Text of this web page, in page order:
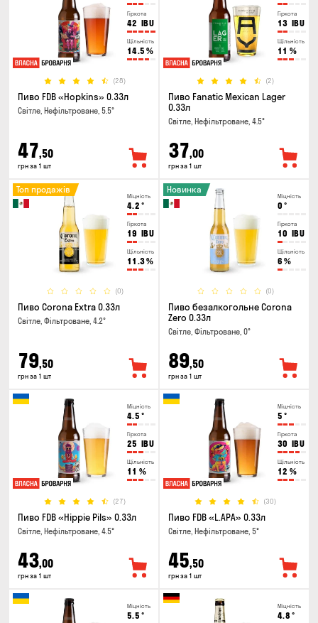
Гіркота
42 IBU
Щільність
14.5 %
(28)
Пиво FDB «Hopkins» 0.33л
Світле, Нефільтроване, 5.5°
47,50
грн за 1 шт
Гіркота
13 IBU
Щільність
11 %
(2)
Пиво Fanatic Mexican Lager
0.33л
Світле, Нефільтроване, 4.5°
37,00
грн за 1 шт
Міцність
4.2 °
Гіркота
19 IBU
Щільність
11.3%
(0)
Топ продажів
Пиво Corona Extra 0.33л
Світле, Фільтроване, 4.2°
79,50
грн за 1 шт
Міцність
0 °
Гіркота
10 IBU
Щільність
6 %
(0)
Новинка
Пиво безалкогольне Corona
Zero 0.33л
Світле, Фільтроване, 0°
89,50
грн за 1 шт
Міцність
4.5 °
Гіркота
25 IBU
Щільність
11 %
(27)
Пиво FDB «Hippie Pils» 0.33л
Світле, Нефільтроване, 4.5°
43,00
грн за 1 шт
Міцність
5 °
Гіркота
30 IBU
Щільність
12 %
(30)
Пиво FDB «L.APA» 0.33л
Світле, Нефільтроване, 5°
45,50
грн за 1 шт
Міцність
5.5 °
Міцність
4.8 °